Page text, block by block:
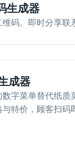
生成器
码。即时分享联
成器
字菜单替代纸质
特价，顾客扫码